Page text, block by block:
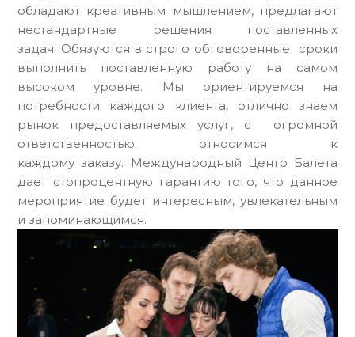
обладают креативным мышлением, предлагают
нестандартные решения поставленных
задач. Обязуются в строго обговоренные сроки
выполнить поставленную работу на самом
высоком уровне. Мы ориентируемся на
потребности каждого клиента, отлично знаем
рынок предоставляемых услуг, с огромной
ответственностью относимся к
каждому заказу. Международный Центр Балета
дает стопроцентную гарантию того, что данное
мероприятие будет интересным, увлекательным
и запоминающимся.